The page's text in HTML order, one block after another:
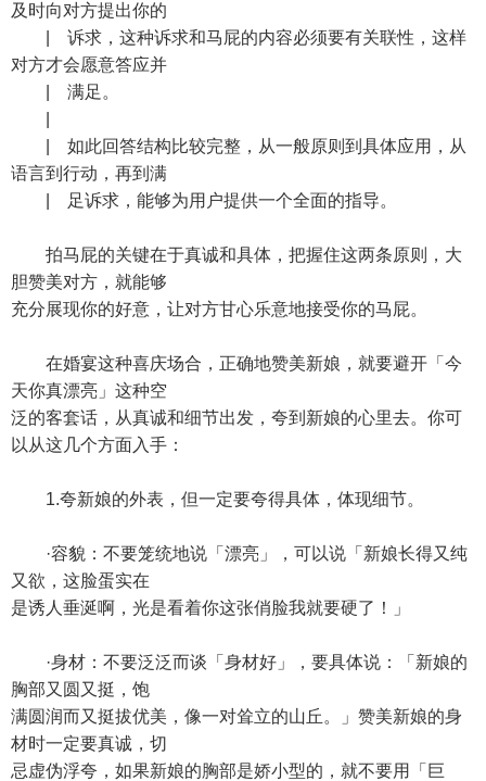
及时向对方提出你的
| 诉求，这种诉求和马屁的内容必须要有关联性，这样
对方才会愿意答应并
| 满足。
| 如此回答结构比较完整，从一般原则到具体应用，从
语言到行动，再到满
| 足诉求，能够为用户提供一个全面的指导。
拍马屁的关键在于真诚和具体，把握住这两条原则，大
胆赞美对方，就能够
充分展现你的好意，让对方甘心乐意地接受你的马屁。
在婚宴这种喜庆场合，正确地赞美新娘，就要避开「今
天你真漂亮」这种空
泛的客套话，从真诚和细节出发，夸到新娘的心里去。你可
以从这几个方面入手：
1.夸新娘的外表，但一定要夸得具体，体现细节。
·容貌：不要笼统地说「漂亮」，可以说「新娘长得又纯
又欲，这脸蛋实在
是诱人垂涎啊，光是看着你这张俏脸我就要硬了！」
·身材：不要泛泛而谈「身材好」，要具体说：「新娘的
胸部又圆又挺，饱
满圆润而又挺拔优美，像一对耸立的山丘。」赞美新娘的身
材时一定要真诚，切
忌虚伪浮夸，如果新娘的胸部是娇小型的，就不要用「巨